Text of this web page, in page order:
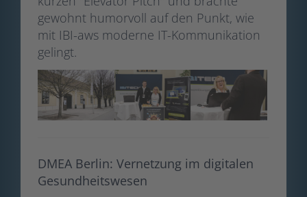
gewohnt humorvoll auf den Punkt, wie
mit IBI-aws moderne IT-Kommunikation
gelingt.
DMEA Berlin: Vernetzung im digitalen
Gesundheitswesen